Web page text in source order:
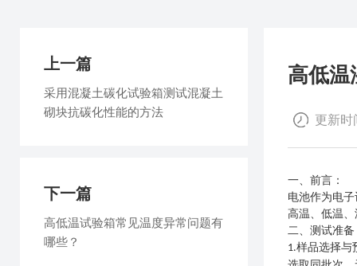
高低温
更新时
一、 前言 ：
电池作为电
高温、低温
二、测试准备
1.样品选择与
上一篇
采用混凝土碳化试验箱测试混凝土
砌块抗碳化性能的方法
下一篇
高低温试验箱常见温度异常问题有
哪些？